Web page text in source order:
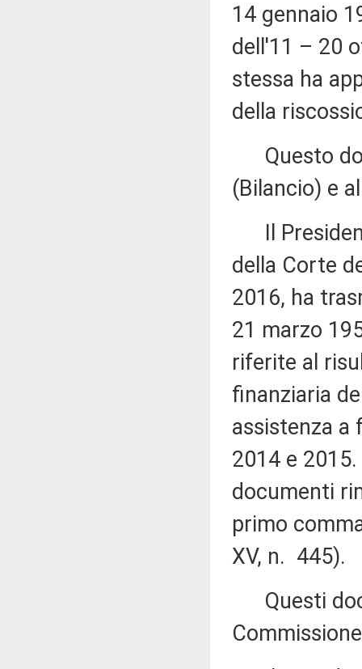
14 gennaio
dell'11 – 20
stessa ha
della
Questo
(Bilancio) e
Il
della Corte
2016, ha
21 marzo
riferite al
finanziaria
assistenza a
2014 e
documenti
primo
XV, n. 445).
Questi